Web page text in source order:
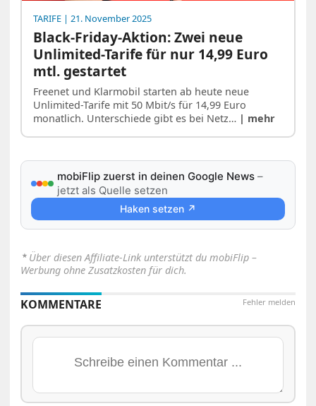
TARIFE | 21. November 2025
Black-Friday-Aktion: Zwei neue
Unlimited-Tarife für nur 14,99 Euro
mtl. gestartet
Freenet und Klarmobil starten ab heute neue
Unlimited-Tarife mit 50 Mbit/s für 14,99 Euro
monatlich. Unterschiede gibt es bei Netz… | mehr
mobiFlip zuerst in deinen Google News –
jetzt als Quelle setzen
Haken setzen ↗
⋆ Über diesen Affiliate-Link unterstützt du mobiFlip –
Werbung ohne Zusatzkosten für dich.
Fehler melden
KOMMENTARE